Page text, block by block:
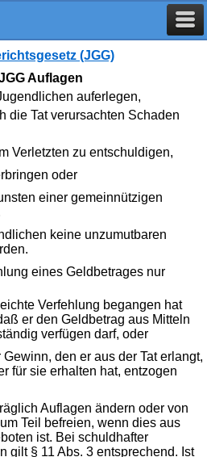
(JGG)
Auflagen
auferlegen,
die Tat verursachten Schaden
Verletzten zu entschuldigen,
oder
einer gemeinnützigen
keine unzumutbaren
eines Geldbetrages nur
Verfehlung begangen hat
er den Geldbetrag aus Mitteln
verfügen darf, oder
den er aus der Tat erlangt,
für sie erhalten hat, entzogen
Auflagen ändern oder von
Teil befreien, wenn dies aus
ist. Bei schuldhafter
gilt § 11 Abs. 3 entsprechend. Ist